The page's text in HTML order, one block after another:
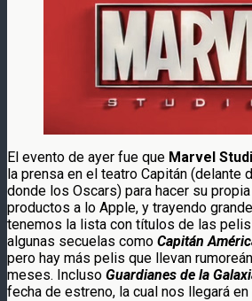
El evento de ayer fue que Marvel
la prensa en el teatro Capitán (delante
donde los Oscars) para hacer su
productos a lo Apple, y trayendo
tenemos la lista con títulos de las
algunas secuelas como Capitán
pero hay más pelis que llevan
meses. Incluso Guardianes de la
fecha de estreno, la cual nos llegará en